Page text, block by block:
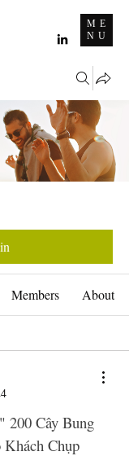
ME
NU
Members About
Cây Bung
Chụp